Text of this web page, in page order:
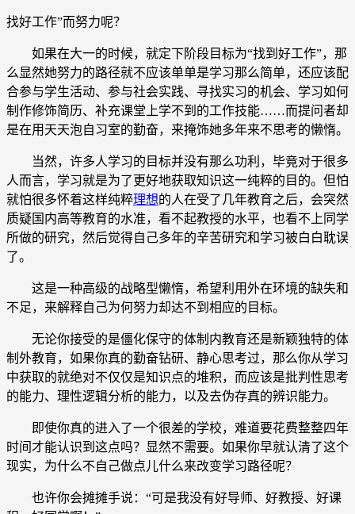
找好工作”而努力呢？
如果在大一的时候，就定下阶段目标为“找到好工作”，那
么显然她努力的路径就不应该单单是学习那么简单，还应该配
合参与学生活动、参与社会实践、寻找实习的机会、学习如何
制作修饰简历、补充课堂上学不到的工作技能……而提问者却
是在用天天泡自习室的勤奋，来掩饰她多年来不思考的懒惰。
当然，许多人学习的目标并没有那么功利，毕竟对于很多
人而言，学习就是为了更好地获取知识这一纯粹的目的。但怕
就怕很多怀着这样纯粹理想的人在受了几年教育之后，会突然
质疑国内高等教育的水准，看不起教授的水平，也看不上同学
所做的研究，然后觉得自己多年的辛苦研究和学习被白白耽误
了。
这是一种高级的战略型懒惰，希望利用外在环境的缺失和
不足，来解释自己为何努力却达不到相应的目标。
无论你接受的是僵化保守的体制内教育还是新颖独特的体
制外教育，如果你真的勤奋钻研、静心思考过，那么你从学习
中获取的就绝对不仅仅是知识点的堆积，而应该是批判性思考
的能力、理性逻辑分析的能力，以及去伪存真的辨识能力。
即使你真的进入了一个很差的学校，难道要花费整整四年
时间才能认识到这点吗？显然不需要。如果你早就认清了这个
现实，为什么不自己做点儿什么来改变学习路径呢？
也许你会摊摊手说：“可是我没有好导师、好教授、好课